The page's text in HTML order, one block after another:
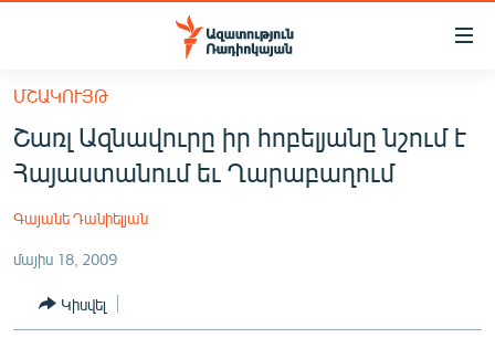
Մատչելիության
հիմնական
բովանդակությանը
Անցնել
հիմնական
մենյուին
ՀԱՅԱՍՏԱՆ
ՔԱՂԱՔԱԿԱՆ
ԸՆՏՐՈՒԹՅՈՒՆՆԵՐ 2026
ԻՐԱՎՈՒՆՔ
ՀԱՍԱՐԱԿՈՒԹՅՈՒՆ
ՄՇԱԿՈՒՅԹ
Շառլ Ազնավուրը իր հոբելյանը նշում է
Հայաստանում եւ Ղարաբաղում
Գայանե Դանիելյան
մայիս 18, 2009
Կիսվել